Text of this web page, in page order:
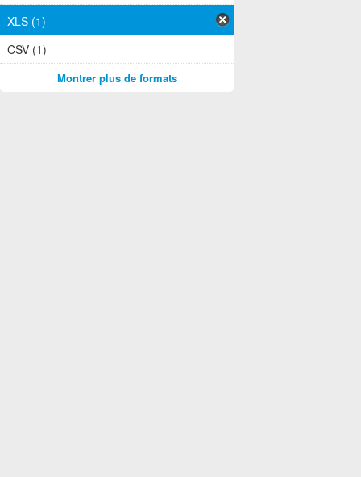
XLS (1)
CSV (1)
Montrer plus de formats